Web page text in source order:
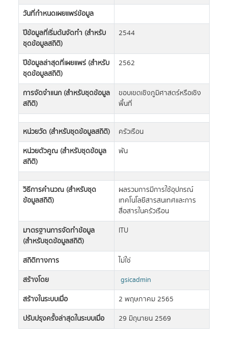
วันที่กำหนดเผยแพร่ข้อมูล
ปีข้อมูลที่เริ่มต้นจัดทำ (สำหรับ
ชุดข้อมูลสถิติ)
2544
ปีข้อมูลล่าสุดที่เผยแพร่ (สำหรับ
ชุดข้อมูลสถิติ)
2562
การจัดจำแนก (สำหรับชุดข้อมูล
สถิติ)
ขอบเขตเชิงภูมิศาสตร์หรือเชิง
พื้นที่
หน่วยวัด (สำหรับชุดข้อมูลสถิติ)
ครัวเรือน
หน่วยตัวคูณ (สำหรับชุดข้อมูล
สถิติ)
พัน
วิธีการคำนวณ (สำหรับชุด
ข้อมูลสถิติ)
ผลรวมการมีการใช้อุปกรณ์
เทคโนโลยีสารสนเทศและการ
สื่อสารในครัวเรือน
มาตรฐานการจัดทำข้อมูล
(สำหรับชุดข้อมูลสถิติ)
ITU
สถิติทางการ
ไม่ใช่
สร้างโดย
gsicadmin
สร้างในระบบเมื่อ
2 พฤษภาคม 2565
ปรับปรุงครั้งล่าสุดในระบบเมื่อ
29 มิถุนายน 2569